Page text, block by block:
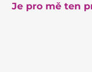
Je pro mě ten